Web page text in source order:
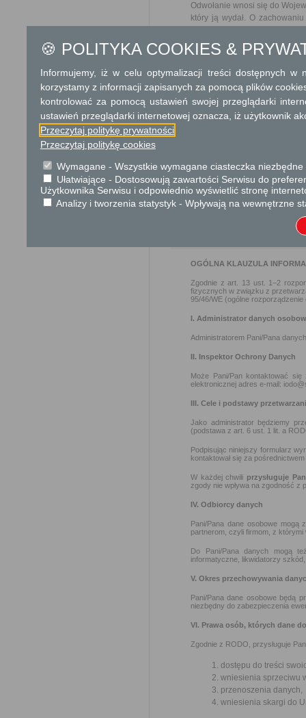
Odwołanie wnosi się do
który ją wydał. O
Przedmiotem skargi może
ich pracowników, naruszenie
spraw.
Przedmiotem wniosku
Podstawa prawna
Ustawa z dnia 14
Ustawa z dnia 21
OGÓLNA KLAUZULA
Zgodnie z art. 13 ust. 1−2
fizycznych w związku z
95/46/WE (ogólne
I. Administrator danych
Administratorem Pani/Pana
II. Inspektor Ochrony Danych
Może Pani/Pan kontaktować
elektronicznej adres e-mail:
III. Cele i podstawy
Jako administrator będziemy
(podstawa z art. 6 ust. 1 lit. a
Podpisując niniejszy formularz
kontaktował się za
W każdej chwili przysługuje
zgody nie wpływa na zgodność z
IV. Odbiorcy danych
Pani/Pana dane osobowe mogą
partnerom, czyli firmom, z którymi
Do Pani/Pana danych mogą
informatyczne, likwidatorzy
V. Okres przechowywania
Pani/Pana dane osobowe będą
niezbędny do zabezpieczenia
VI. Prawa osób, których dane
Zgodnie z RODO, przysługuje
dostępu do treści
wniesienia sprzeciwu
przenoszenia danych,
wniesienia skargi do
🍪 POLITYKA COOKIES &
Informujemy, iż w celu optymalizacji treści dostępnych w
korzystamy z informacji zapisanych za pomocą plików
kontrolować za pomocą ustawień swojej przeglądarki
ustawień przeglądarki internetowej oznacza, iż użytkownik
Przeczytaj politykę prywatności
Przeczytaj politykę cookies
Wymagane - Wszystkie wymagane ciasteczka
Ułatwiające - Dostosowują zawartości Serwisu do
Użytkownika Serwisu i odpowiednio wyświetlić stronę
Analizy i tworzenia statystyk - Wpływają na wewnętrzne